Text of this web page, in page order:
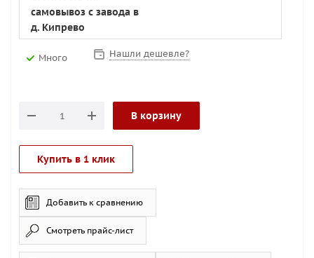
самовывоз с завода в
д. Кипрево
Много Нашли дешевле?
В корзину
Купить в 1 клик
Смотреть прайс-лист
Добавить к сравнению